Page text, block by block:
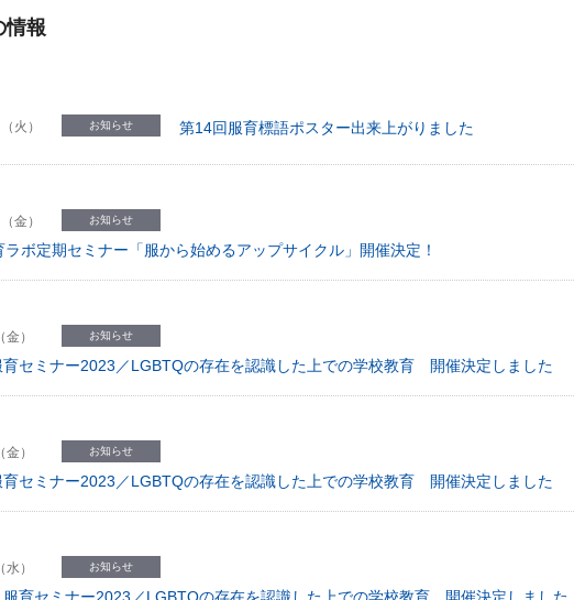
情報
火） お知らせ 第14回服育標語ポスター出来上がりました
金） お知らせ
ボ定期セミナー「服から始めるアップサイクル」開催決定！
） お知らせ
育セミナー2023／LGBTQの存在を認識した上での学校教育 開催決定しました
） お知らせ
育セミナー2023／LGBTQの存在を認識した上での学校教育 開催決定しました
） お知らせ